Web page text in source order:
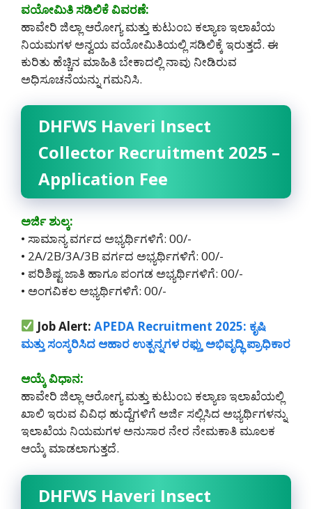
ವಯೋಮಿತಿ ಸಡಿಲಿಕೆ ವಿವರಣೆ:
ಹಾವೇರಿ ಜಿಲ್ಲಾ ಆರೋಗ್ಯ ಮತ್ತು ಕುಟುಂಬ ಕಲ್ಯಾಣ ಇಲಾಖೆಯ
ನಿಯಮಗಳ ಅನ್ವಯ ವಯೋಮಿತಿಯಲ್ಲಿ ಸಡಿಲಿಕ್ಕೆ ಇರುತ್ತದೆ. ಈ
ಕುರಿತು ಹೆಚ್ಚಿನ ಮಾಹಿತಿ ಬೇಕಾದಲ್ಲಿ ನಾವು ನೀಡಿರುವ
ಅಧಿಸೂಚನೆಯನ್ನು ಗಮನಿಸಿ.
DHFWS Haveri Insect
Collector Recruitment 2025 –
Application Fee
ಅರ್ಜಿ ಶುಲ್ಕ:
• ಸಾಮಾನ್ಯ ವರ್ಗದ ಅಭ್ಯರ್ಥಿಗಳಿಗೆ: 00/-
• 2A/2B/3A/3B ವರ್ಗದ ಅಭ್ಯರ್ಥಿಗಳಿಗೆ: 00/-
• ಪರಿಶಿಷ್ಟ ಜಾತಿ ಹಾಗೂ ಪಂಗಡ ಅಭ್ಯರ್ಥಿಗಳಿಗೆ: 00/-
• ಅಂಗವಿಕಲ ಅಭ್ಯರ್ಥಿಗಳಿಗೆ: 00/-
Job Alert:APEDA Recruitment 2025: ಕೃಷಿ
ಮತ್ತು ಸಂಸ್ಕರಿಸಿದ ಆಹಾರ ಉತ್ಪನ್ನಗಳ ರಫ್ತು ಅಭಿವೃದ್ಧಿ ಪ್ರಾಧಿಕಾರ
ಆಯ್ಕೆ ವಿಧಾನ:
ಹಾವೇರಿ ಜಿಲ್ಲಾ ಆರೋಗ್ಯ ಮತ್ತು ಕುಟುಂಬ ಕಲ್ಯಾಣ ಇಲಾಖೆಯಲ್ಲಿ
ಖಾಲಿ ಇರುವ ವಿವಿಧ ಹುದ್ದೆಗಳಿಗೆ ಅರ್ಜಿ ಸಲ್ಲಿಸಿದ ಅಭ್ಯರ್ಥಿಗಳನ್ನು
ಇಲಾಖೆಯ ನಿಯಮಗಳ ಅನುಸಾರ ನೇರ ನೇಮಕಾತಿ ಮೂಲಕ
ಆಯ್ಕೆ ಮಾಡಲಾಗುತ್ತದೆ.
DHFWS Haveri Insect